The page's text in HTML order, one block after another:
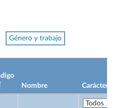
Género y trabajo
Nombre
Carácter